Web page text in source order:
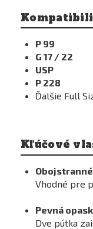
P 99
G 17 / 22
USP
P 228
Ďalšie Full
Kľúčové
Vhodné pre
Pevná
Dve pútka